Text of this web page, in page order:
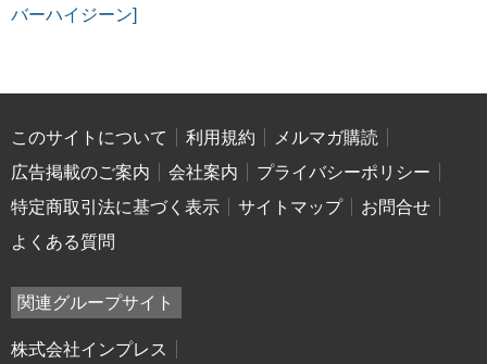
バーハイジーン]
このサイトについて 利用規約
メルマガ購読
広告掲載のご案内
会社案内
プライバシーポリシー
特定商取引法に基づく表示
サイトマップ
お問合せ
よくある質問
関連グループサイト
株式会社インプレス